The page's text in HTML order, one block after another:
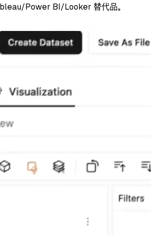
Power BI/Looker 替代品。